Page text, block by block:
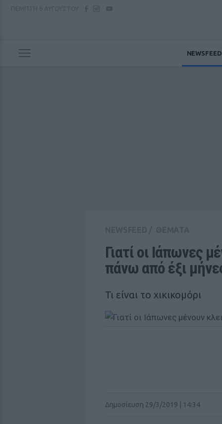
NEWSFEED
Γιατί οι Ιάπωνες
πάνω από έξι
Τι είναι το χικικομόρι
Δημοσίευση 29/3/2019 | 14:34